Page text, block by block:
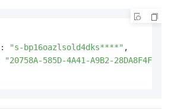
: "s-bp16oazlsold4dks****" ,
"20758A-585D-4A41-A9B2-